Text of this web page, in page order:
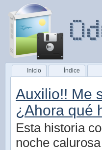
Inicio Índice
Auxilio!! Me
¿Ahora qué
Esta historia
noche